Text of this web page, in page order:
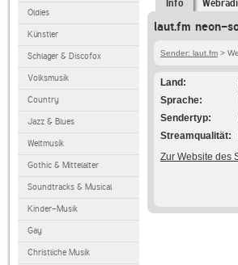
Oldies
Künstler
Schlager & Discofox
Volksmusik
Country
Jazz & Blues
Weltmusik
Gothic & Mittelalter
Soundtracks & Musical
Kinder-Musik
Gay
Christliche Musik
Info
laut.fm neon-
Sender: laut.fm >
Land
Sprache
Sendertyp
Streamqualität
Zur Website des